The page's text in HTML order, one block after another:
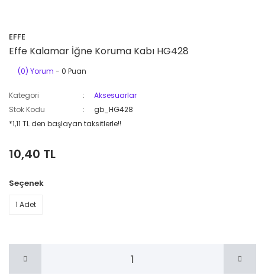
EFFE
Effe Kalamar İğne Koruma Kabı HG428
(0) Yorum - 0 Puan
Kategori
Aksesuarlar
Stok Kodu
gb_HG428
*1,11 TL den başlayan taksitlerle!!
10,40 TL
Seçenek
1 Adet